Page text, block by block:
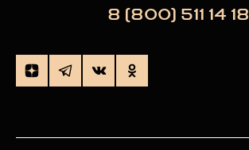
8 (800) 511 14 18